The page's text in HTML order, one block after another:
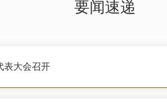
要闻速递
表大会召开